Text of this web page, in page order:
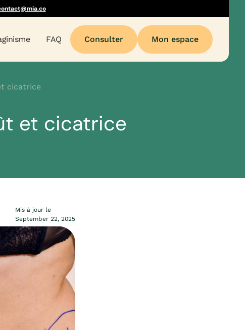
FAQ Consulter Mon espace
cicatrice
et cicatrice
Mis à jour le
September 22, 2025